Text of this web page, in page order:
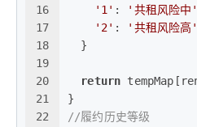
16
17
18
19
20
21
22
'1' : '共租风险中'
'2' :
'共租风险高'
  }
return
}
//履约历史等级